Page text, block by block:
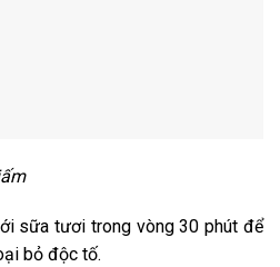
sữa tươi trong vòng 30 phút để
bỏ độc tố.